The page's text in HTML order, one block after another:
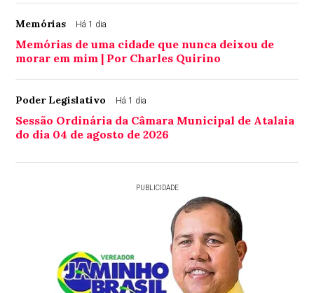
Memórias Há 1 dia
Memórias de uma cidade que nunca deixou de
morar em mim | Por Charles Quirino
Poder Legislativo Há 1 dia
Sessão Ordinária da Câmara Municipal de Atalaia
do dia 04 de agosto de 2026
PUBLICIDADE